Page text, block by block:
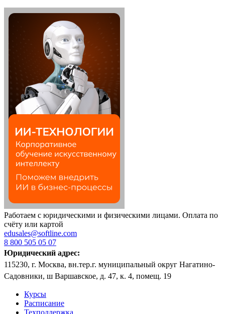
Работаем с юридическими и физическими лицами. Оплата по
счёту или картой
edusales@softline.com
8 800 505 05 07
Юридический адрес:
115230, г. Москва, вн.тер.г. муниципальный округ Нагатино-
Садовники, ш Варшавское, д. 47, к. 4, помещ. 19
Курсы
Расписание